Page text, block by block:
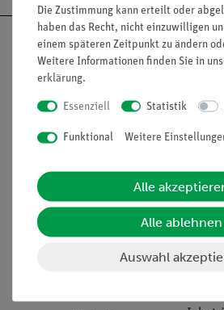
Informationen
Die Zustimmung kann erteilt oder
haben das Recht, nicht einzuwilligen
einem späteren Zeitpunkt zu ändern
Weitere Informationen finden Sie in
erklärung.
Essenziell Statistik
Funktional Weitere
Alle
Alle ablehnen
Auswahl